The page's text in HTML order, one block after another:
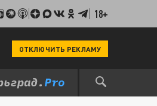
18+
ОТКЛЮЧИТЬ РЕКЛАМУ